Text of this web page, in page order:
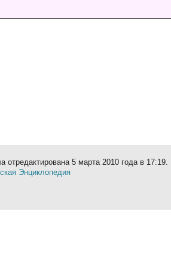
отредактирована 5 марта 2010 года в 17:19.
Энциклопедия